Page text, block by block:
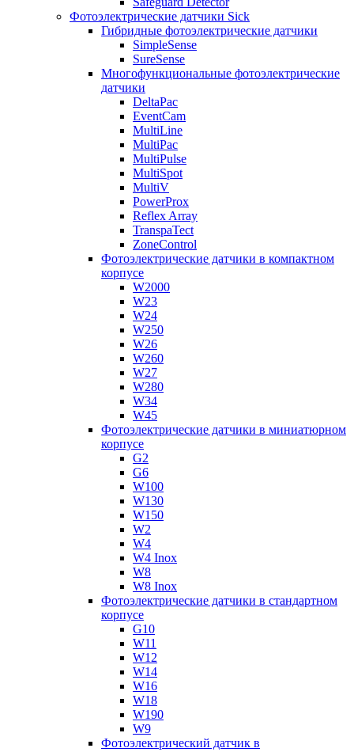
Фотоэлектрические датчики Sick
Гибридные фотоэлектрические датчики
SimpleSense
SureSense
Многофункциональные фотоэлектрические
датчики
DeltaPac
EventCam
MultiLine
MultiPac
MultiPulse
MultiSpot
MultiV
PowerProx
Reflex Array
TranspaTect
ZoneControl
Фотоэлектрические датчики в компактном
корпусе
W2000
W23
W24
W250
W26
W260
W27
W280
W34
W45
Фотоэлектрические датчики в миниатюрном
корпусе
G2
G6
W100
W130
W150
W2
W4
W4 Inox
W8
W8 Inox
Фотоэлектрические датчики в стандартном
корпусе
G10
W11
W12
W14
W16
W18
W190
W9
Фотоэлектрический датчик в